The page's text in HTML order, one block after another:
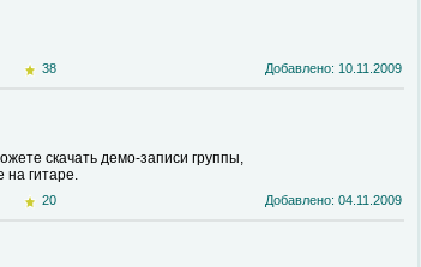
38 Добавлено: 10.11.2009
скачать демо-записи группы,
на гитаре.
20 Добавлено: 04.11.2009